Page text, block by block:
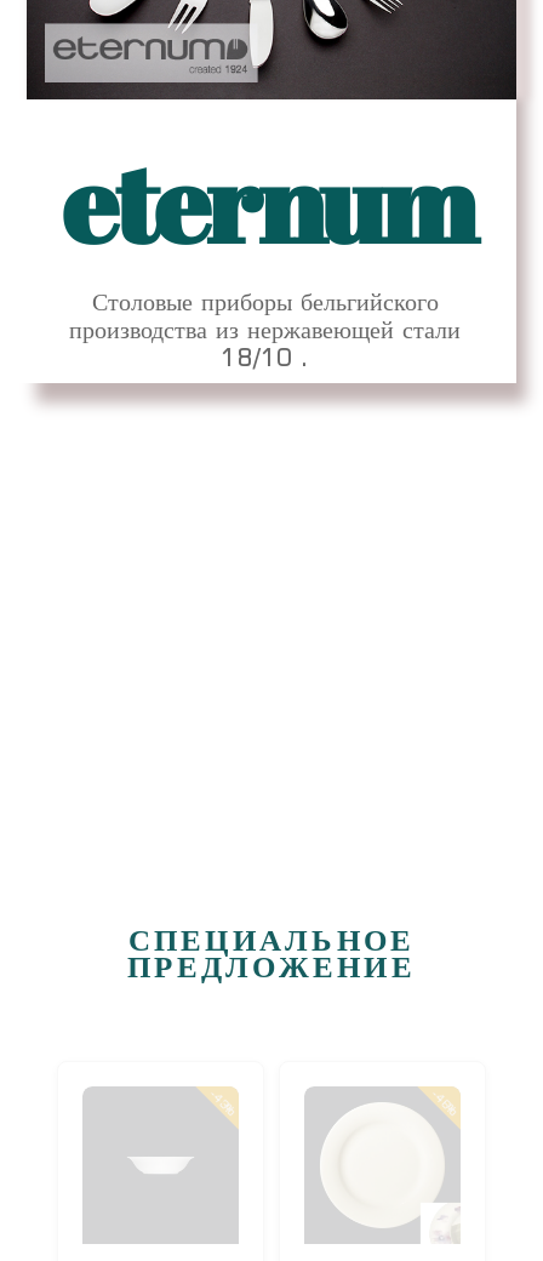
eternum
Столовые приборы бельгийского
производства из нержавеющей стали
18/10 .
СПЕЦИАЛЬНОЕ
ПРЕДЛОЖЕНИЕ
-43% -46%